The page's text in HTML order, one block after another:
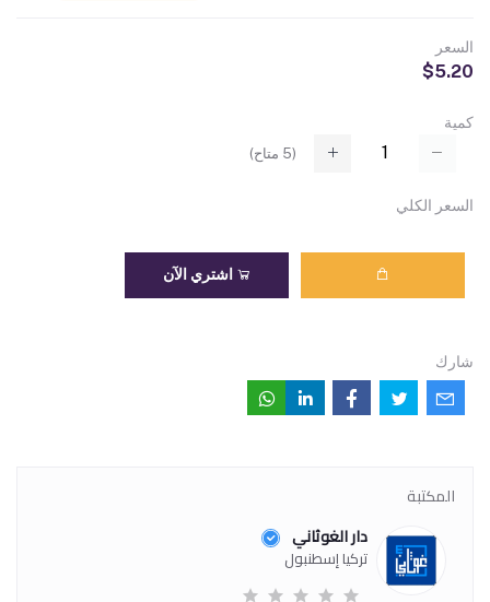
السعر
$5.20
كمية
(
5 متاح)
السعر الكلي
اشتري الآن
شارك
المكتبة
دار الغوثاني
تركيا إسطنبول